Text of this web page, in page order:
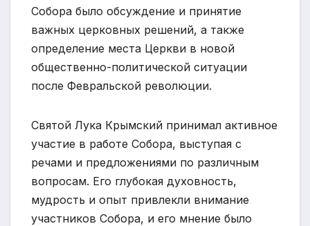
Собора было обсуждение и принятие
важных церковных решений, а также
определение места Церкви в новой
общественно-политической ситуации
после Февральской революции.
Святой Лука Крымский принимал активное
участие в работе Собора, выступая с
речами и предложениями по различным
вопросам. Его глубокая духовность,
мудрость и опыт привлекли внимание
участников Собора, и его мнение было